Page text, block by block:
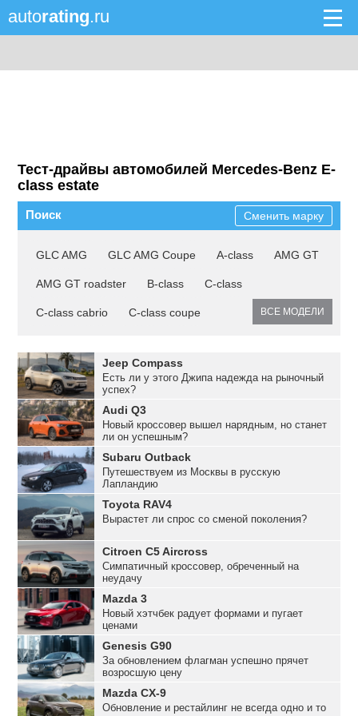
autorating.ru
Тест-драйвы автомобилей Mercedes-Benz E-
class estate
Поиск Сменить марку
GLC AMG GLC AMG Coupe A-class AMG GT
AMG GT roadster B-class C-class
C-class cabrio C-class coupe ВСЕ МОДЕЛИ
Jeep Compass
Есть ли у этого Джипа надежда на рыночный
успех?
Audi Q3
Новый кроссовер вышел нарядным, но станет
ли он успешным?
Subaru Outback
Путешествуем из Москвы в русскую
Лапландию
Toyota RAV4
Вырастет ли спрос со сменой поколения?
Citroen C5 Aircross
Симпатичный кроссовер, обреченный на
неудачу
Mazda 3
Новый хэтчбек радует формами и пугает
ценами
Genesis G90
За обновлением флагман успешно прячет
возросшую цену
Mazda CX-9
Обновление и рестайлинг не всегда одно и то